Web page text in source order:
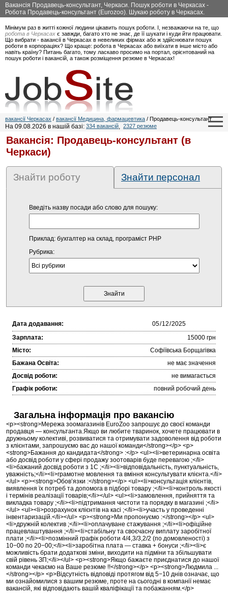
Вакансія Продавець-консультант, Черкаси. Пошук роботи в Черкасах -
Робота Продавець-консультант (Eurozoo). Шукаю роботу в Черкасах.
Мінімум раз в житті кожної людини цікавить пошук роботи. І, незважаючи на те, що
робота в Черкасах є завжди, багато хто не знає, де її шукати і куди йти працювати.
Що вибрати - вакансії в Черкасах в невеликих фірмах або ж здійснювати пошук
роботи в корпораціях? Що краще: робота в Черкасах або виїхати в інше місто або
навіть країну? Питань багато, тому ласкаво просимо на портал, орієнтований на
пошук роботи і вакансій, а також розміщення резюме в Черкасах!
вакансії Черкасах / вакансії Медицина, фармацевтика / Продавець-консультант
На 09.08.2026 в нашій базі: 334 вакансій, 2327 резюме
Вакансія: Продавець-консультант (в
Черкаси)
Знайти роботу Знайти персонал
Введіть назву посади або слово для пошуку:
Приклад: бухгалтер на склад, програміст PHP
Рубрика:
Дата додавання:
Зарплата:
15000 грн
Місто:
Софіївська Борщагівка
Бажана Освіта:
не має значення
Досвід роботи:
не вимагається
Графік роботи:
повний робочий день
Загальна інформація про вакансію
<p><strong>Мережа зоомагазинів EuroZoo запрошує до своєї команди
продавця — консультанта.Якщо ви любите тваринок, хочете працювати в
дружньому колективі, розвиватися та отримувати задоволення від роботи
з клієнтами, запрошуємо вас до нашої команди</strong></p> <p>
<strong>Бажання до кандидата</strong> :</p> <ul><li>ветеринарна освіта
або досвід роботи у сфері продажу зоотоварів буде перевагою ;</li>
<li>бажаний досвід роботи з 1С ;</li><li>відповідальність, пунктуальність,
уважність;</li><li>грамотне мовлення та вміння консультувати клієнта.</li>
</ul> <p><strong>Обов’язки :</strong></p> <ul><li>консультація клієнтів,
виявлення їх потреб та допомога в підборі товару ;</li><li>контроль якості
і термінів реалізації товарів;</li></ul> <ul><li>замовлення, прийняття та
викладка товару ;</li><li>підтримання чистоти та порядку в магазині ;</li>
</ul> <ul><li>розрахунок клієнтів на касі ;</li><li>участь у проведенні
інвентаризацій.</li></ul> <p><strong>Ми пропонуємо :</strong></p> <ul>
<li>дружній колектив ;</li><li>оплачуване стажування ;</li><li>офіційне
працевлаштування ;</li><li>стабільну та своєчасну виплату заробітної
плати ;</li><li>позмінний графік роботи 4/4,3/3,2/2 (по домовленості) з
10−00 по 20−00;</li><li>заробітна плата — ставка + бонуси ;</li><li>є
можливість брати додаткові зміни, виходити на підміни та збільшувати
свій рівень ЗП;</li></ul> <p><strong>Якщо бажаєте приєднатися до нашої
команди чекаємо на Ваше резюме !!</strong></p> <p><strong>Людмила ...
</strong></p> <p>Відсутність відповіді протягом від 5−10 днів означає, що
ми ознайомилися з вашим резюме, проте на сьогодні в компанії немає
вакансій, які відповідають вашій кваліфікації та побажанням.</p>